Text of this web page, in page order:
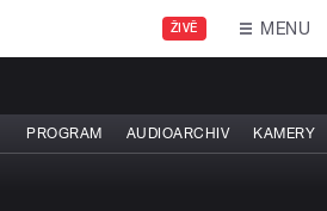
ŽIVĚ MENU
PROGRAM AUDIOARCHIV KAMERY